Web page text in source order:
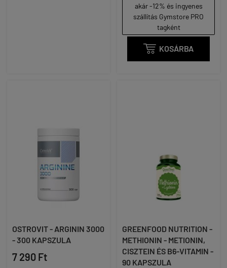
akár -12% és ingyenes
szállítás Gymstore PRO
tagként
 KOSÁRBA
OSTROVIT - ARGININ 3000
- 300 KAPSZULA
7 290 Ft
GREENFOOD NUTRITION -
METHIONIN - METIONIN,
CISZTEIN ÉS B6-VITAMIN -
90 KAPSZULA